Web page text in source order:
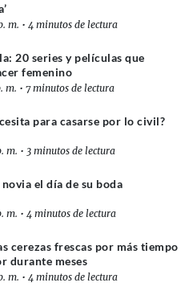
m. • 4 minutos de lectura
20 series y películas que
femenino
m. • 7 minutos de lectura
para casarse por lo civil?
m. • 3 minutos de lectura
el día de su boda
m. • 4 minutos de lectura
cerezas frescas por más tiempo
durante meses
m. • 4 minutos de lectura